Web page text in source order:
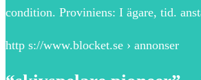
condition. Proviniens: I ägare, tid.
http s://www.blocket.se › annonser